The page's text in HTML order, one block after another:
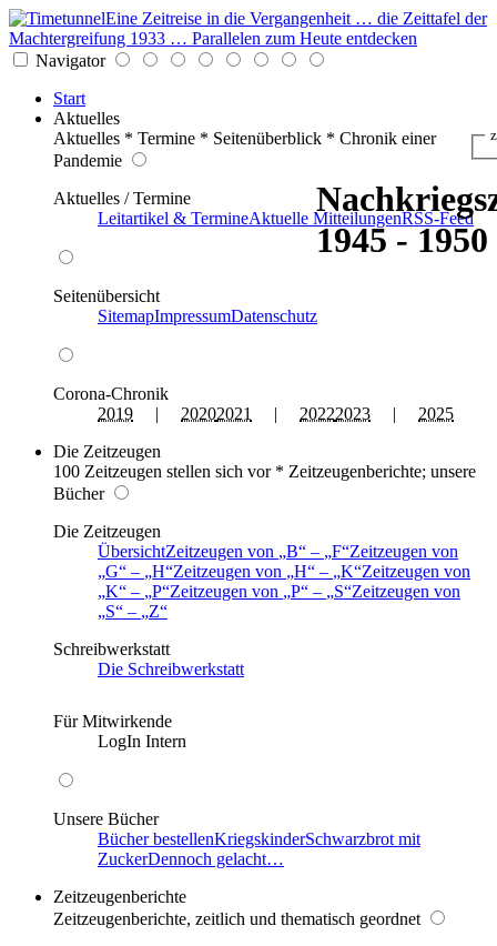
Eine Zeitreise in die Vergangenheit … die Zeittafel der
Machtergreifung 1933 … Parallelen zum Heute entdecken
Navigator
Start
Aktuelles
Aktuelles * Termine * Seitenüberblick * Chronik einer
Pandemie
Aktuelles / Termine
Leitartikel & TermineAktuelle MitteilungenRSS-Feed
Seitenübersicht
SitemapImpressumDatenschutz
Corona-Chronik
2019 | 20202021 | 20222023 | 2025
Die Zeitzeugen
100 Zeitzeugen stellen sich vor * Zeitzeugenberichte; unsere
Bücher
Die Zeitzeugen
ÜbersichtZeitzeugen von B – F Zeitzeugen von
G
– H Zeitzeugen von H – K Zeitzeugen von
K
– P Zeitzeugen von P – S Zeitzeugen von
S
–
Z
Schreibwerkstatt
Die Schreibwerkstatt
Für Mitwirkende
LogIn Intern
Unsere Bücher
Bücher bestellenKriegskinderSchwarzbrot mit
ZuckerDennoch gelacht…
Zeitzeugenberichte
Zeitzeugenberichte, zeitlich und thematisch geordnet
1945 - 1950